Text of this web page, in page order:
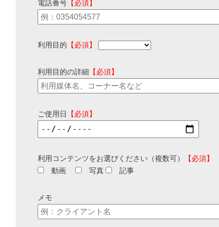
電話番号 【必須】
利用目的 【必須】
利用目的の詳細 【必須】
ご使用日 【必須】
利用コンテンツをお選びください（複数可）
【必須】
動画
写真 記事
メモ